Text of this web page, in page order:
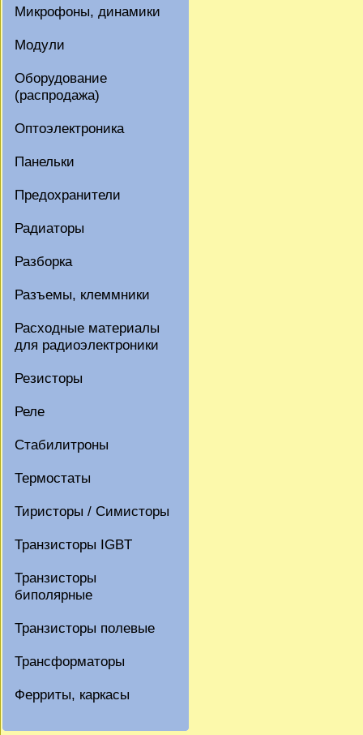
Микрофоны, динамики
Модули
Оборудование
(распродажа)
Оптоэлектроника
Панельки
Предохранители
Радиаторы
Разборка
Разъемы, клеммники
Расходные материалы
для радиоэлектроники
Резисторы
Реле
Стабилитроны
Термостаты
Тиристоры / Симисторы
Транзисторы IGBT
Транзисторы
биполярные
Транзисторы полевые
Трансформаторы
Ферриты, каркасы